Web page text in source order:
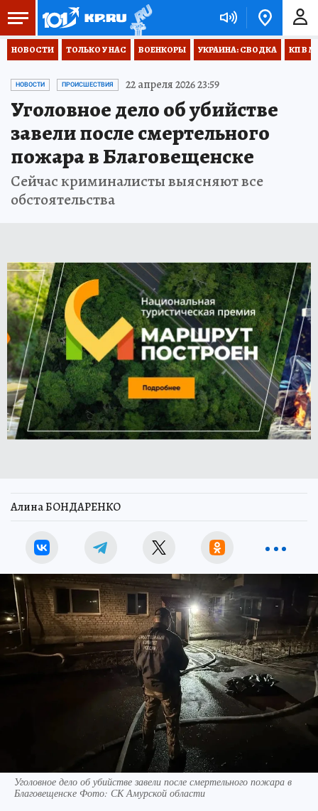
НОВОСТИ ТОЛЬКО У НАС ВОЕНКОРЫ УКРАИНА: СВОДКА КП В
НОВОСТИ ПРОИСШЕСТВИЯ 22 апреля 2026 23:59
Уголовное дело об убийстве
завели после смертельного
пожара в Благовещенске
Сейчас криминалисты выясняют все
обстоятельства
Алина БОНДАРЕНКО
Уголовное дело об убийстве завели после смертельного пожара в
Благовещенске Фото: СК Амурской области